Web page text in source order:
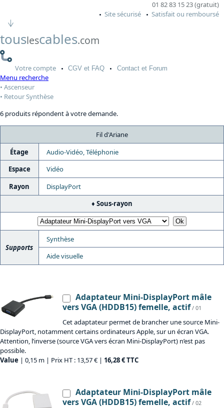
01 82 83 15 23 (gratuit)
Site sécurisé
Satisfait ou remboursé
touslescables.com
Votrecompte CGV et FAQ Contactet Forum
Menu recherche
Ascenseur
Retour Synthèse
6 produits répondent à votre demande.
Fil d'Ariane
Étage
Audio-Vidéo, Téléphonie
Espace
Vidéo
Rayon
DisplayPort
Sous-rayon
Supports
Synthèse
Aide visuelle
Adaptateur Mini-DisplayPort mâle
vers VGA (HDDB15) femelle, actif / 01
Cet adaptateur permet de brancher une source Mini-
DisplayPort, notamment certains ordinateurs Apple, sur un écran VGA.
Attention, l’inverse (source VGA vers écran Mini-DisplayPort) n’est pas
possible.
Value | 0,15 m | Prix HT : 13,57 € | 16,28 € TTC
Adaptateur Mini-DisplayPort mâle
vers VGA (HDDB15) femelle, actif / 02